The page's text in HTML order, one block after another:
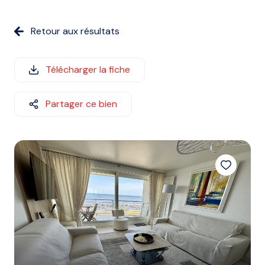
LOCATIONS
ETUDIANTE
ESTIMATION
ACTUALITES
Retour aux résultats
Télécharger la fiche
Partager ce bien